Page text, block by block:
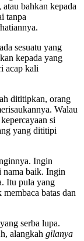
bahkan kepada
tanpa
sesuatu yang
kepada yang
acap kali
dititipkan, orang
Walau
si
yang dititipi
Ingin
nama baik. Ingin
Itu pula yang
batas dan
serba lupa.
alangkah gilanya